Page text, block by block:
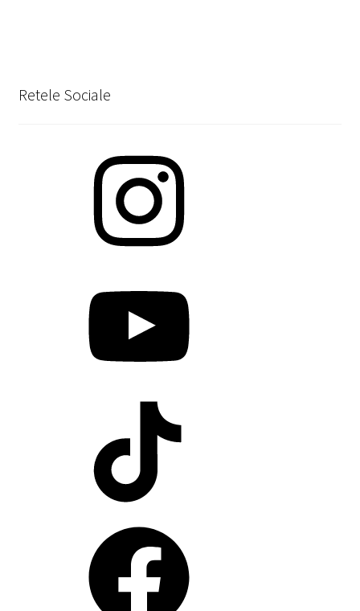
Retele Sociale